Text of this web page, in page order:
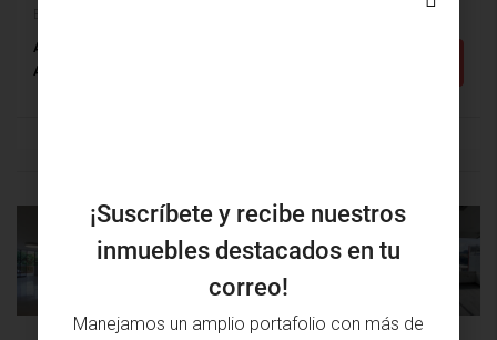
Alcobas: 2
Apartamento
PROPIEDAD
PRÓXIMA
¡Suscríbete y recibe nuestros
inmuebles destacados en tu
correo!
Manejamos un amplio portafolio con más de